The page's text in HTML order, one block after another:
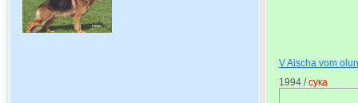
V Aischa vom
1994 /сука